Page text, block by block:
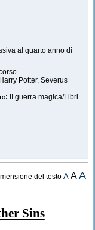
al quarto anno di
Potter, Severus
II guerra magica/Libri
del testoA AA
Sins